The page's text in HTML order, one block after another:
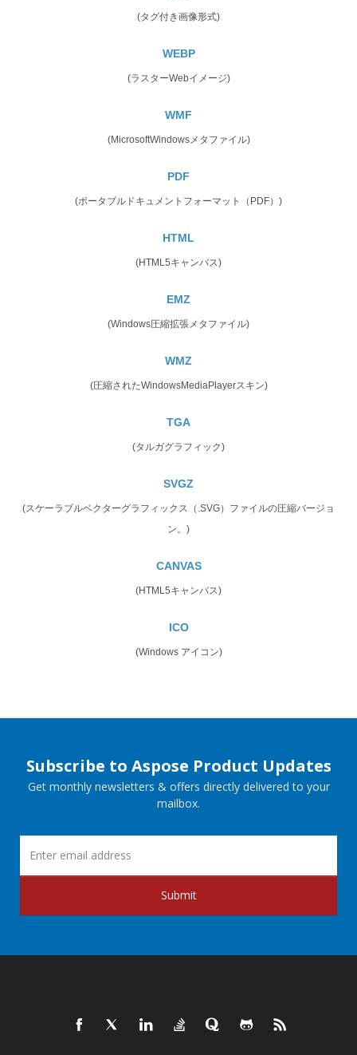
(タグ付き画像形式)
WEBP
(ラスターWebイメージ)
WMF
(MicrosoftWindowsメタファイル)
PDF
(ポータブルドキュメントフォーマット（PDF）)
HTML
(HTML5キャンバス)
EMZ
(Windows圧縮拡張メタファイル)
WMZ
(圧縮されたWindowsMediaPlayerスキン)
TGA
(タルガグラフィック)
SVGZ
(スケーラブルベクターグラフィックス（.SVG）ファイルの圧縮バージョ
ン。)
CANVAS
(HTML5キャンバス)
ICO
(Windows アイコン)
Subscribe to Aspose Product Updates
Get monthly newsletters & offers directly delivered to your
mailbox.
Submit